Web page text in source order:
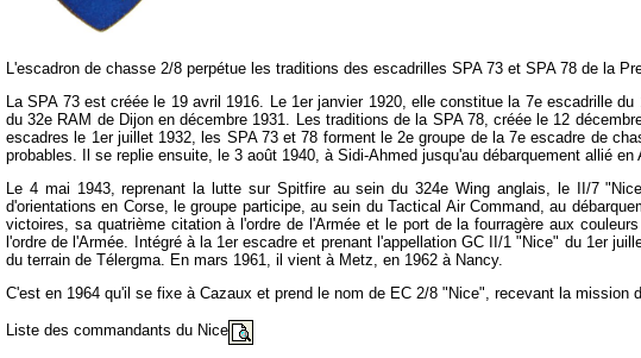
L'escadron de chasse 2/8 perpétue les traditions des escadrilles SPA 73 et SPA 78 de la
La SPA 73 est créée le 19 avril 1916. Le 1er janvier 1920, elle constitue la 7e escadrille
du 32e RAM de Dijon en décembre 1931. Les traditions de la SPA 78, créée le 12
escadres le 1er juillet 1932, les SPA 73 et 78 forment le 2e groupe de la 7e escadre de
probables. Il se replie ensuite, le 3 août 1940, à Sidi-Ahmed jusqu'au débarquement allié en
Le 4 mai 1943, reprenant la lutte sur Spitfire au sein du 324e Wing anglais, le II/7
d'orientations en Corse, le groupe participe, au sein du Tactical Air Command, au
victoires, sa quatrième citation à l'ordre de l'Armée et le port de la fourragère aux
l'ordre de l'Armée. Intégré à la 1er escadre et prenant l'appellation GC II/1 "Nice" du 1er
du terrain de Télergma. En mars 1961, il vient à Metz, en 1962 à Nancy.
C'est en 1964 qu'il se fixe à Cazaux et prend le nom de EC 2/8 "Nice", recevant la
Liste des commandants du Nice